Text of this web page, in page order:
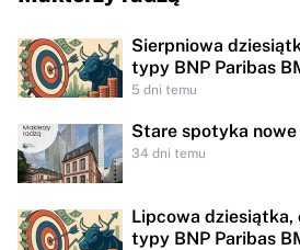
Sierpniowa
typy BNP Paribas
5 dni temu
Stare spotyka nowe
34 dni temu
Lipcowa
typy BNP Paribas